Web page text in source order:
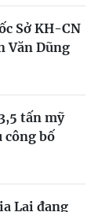
Sở KH-CN
Văn Dũng
tấn mỹ
công bố
Lai đang